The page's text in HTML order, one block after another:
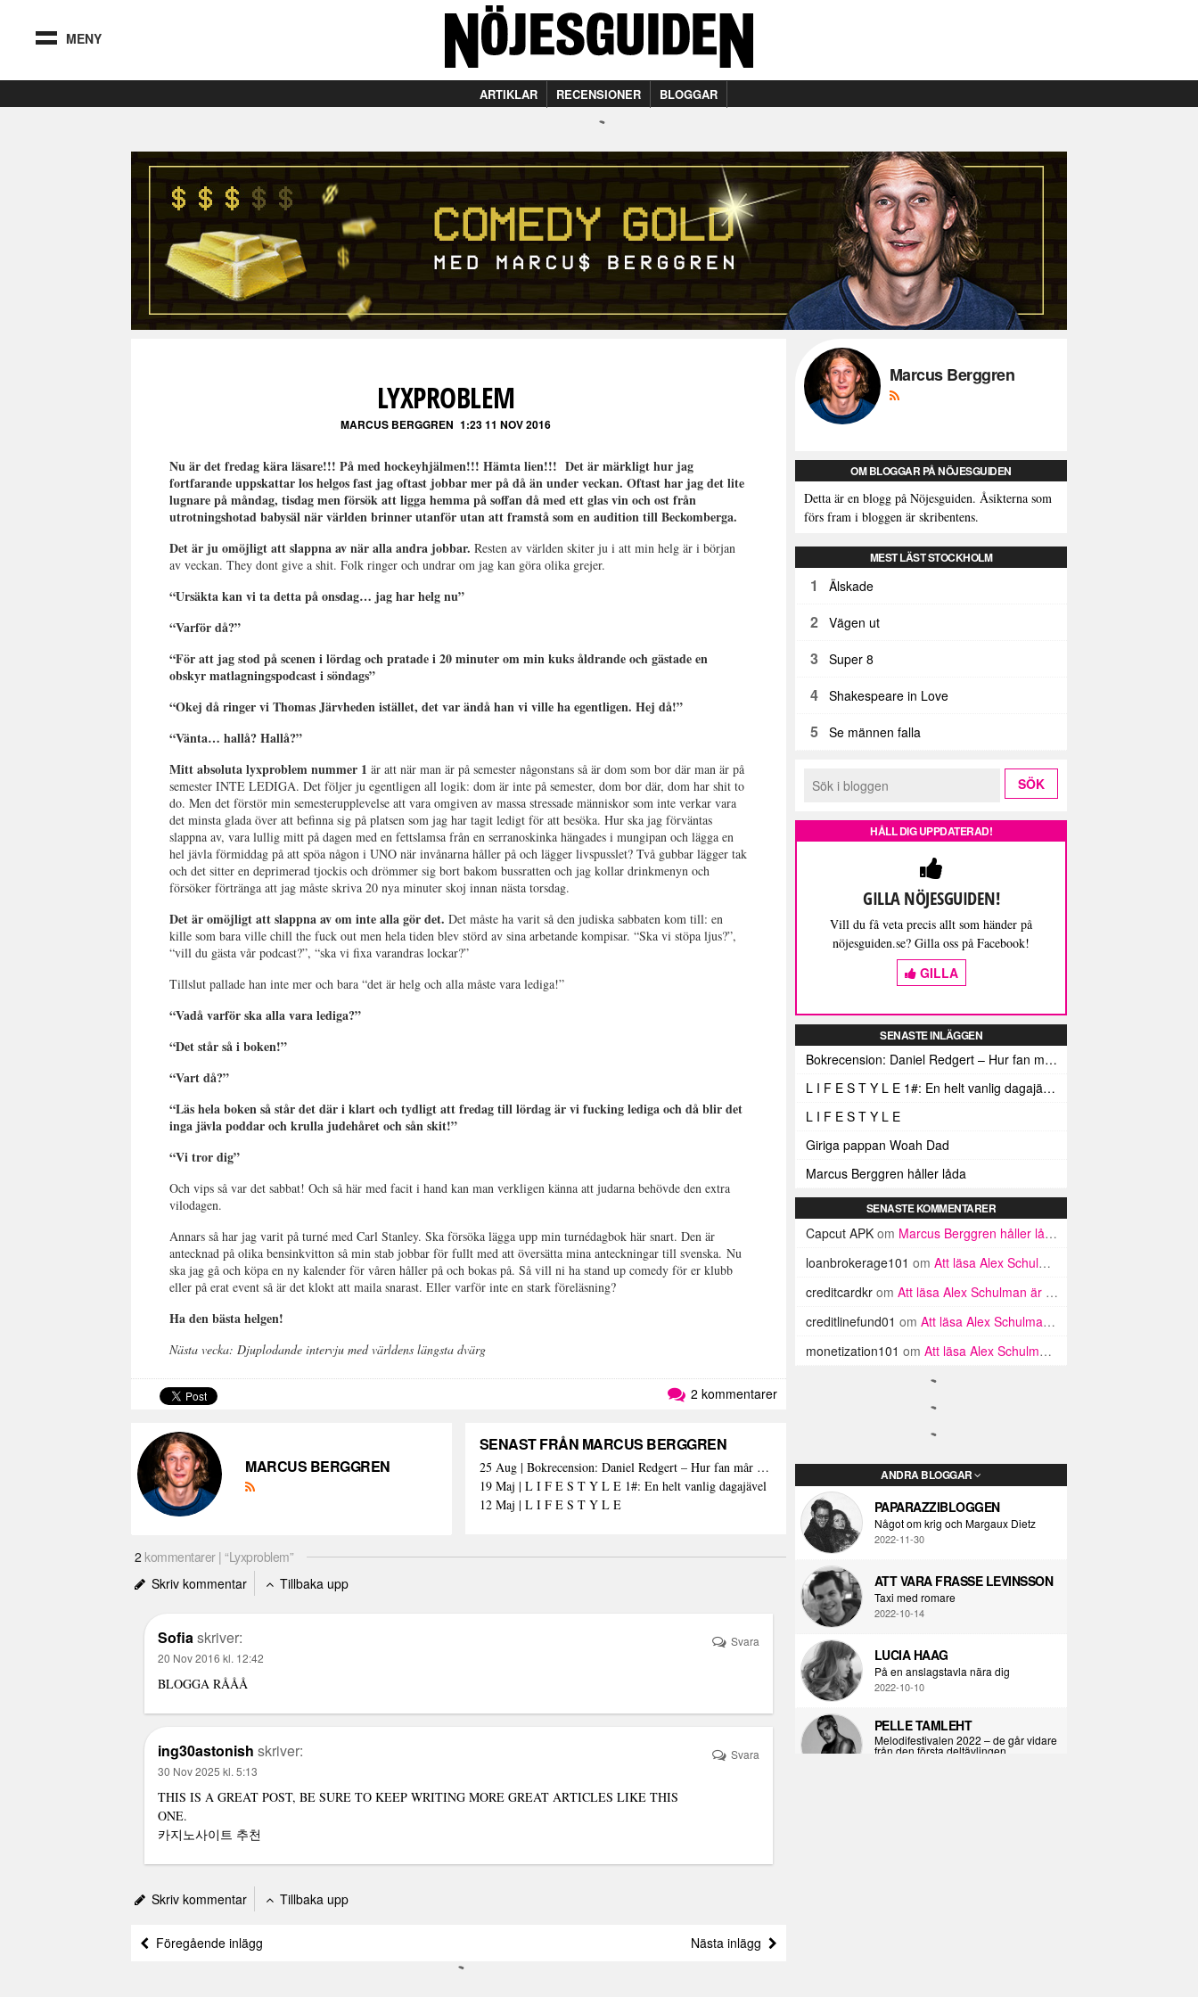
MENY
ARTIKLAR RECENSIONER BLOGGAR
LYXPROBLEM
MARCUS BERGGREN 1:23 11 NOV 2016
Nu är det fredag kära läsare!!! På med hockeyhjälmen!!! Hämta lien!!! Det är märkligt hur jag
fortfarande uppskattar los helgos fast jag oftast jobbar mer på då än under veckan. Oftast har jag det lite
lugnare på måndag, tisdag men försök att ligga hemma på soffan då med ett glas vin och ost från
utrotningshotad babysäl när världen brinner utanför utan att framstå som en audition till Beckomberga.
Det är ju omöjligt att slappna av när alla andra jobbar. Resten av världen skiter ju i att min helg är i början
av veckan. They dont give a shit.Folk ringer och undrar om jag kan göra olika grejer.
“Ursäkta kan vi ta detta på onsdag… jag har helg nu”
“Varför då?”
“För att jag stod på scenen i lördag och pratade i 20 minuter om min kuks åldrande och gästade en
obskyr matlagningspodcast i söndags”
“Okej då ringer vi Thomas Järvheden istället, det var ändå han vi ville ha egentligen. Hej då!”
“Vänta… hallå? Hallå?”
Mitt absoluta lyxproblem nummer 1 är att när man är på semester någonstans så är dom som bor där man är på
semester INTE LEDIGA. Det följer ju egentligen all logik: dom är inte på semester, dom bor där, dom har shit to
do. Men det förstör min semesterupplevelse att vara omgiven av massa stressade människor som inte verkar vara
det minsta glada över att befinna sig på platsen som jag har tagit ledigt för att besöka. Hur ska jag förväntas
slappna av, vara lullig mitt på dagen med en fettslamsa från en serranoskinka hängades i mungipan och lägga en
hel jävla förmiddag på att spöa någon i UNO när invånarna håller på och lägger livspusslet? Två gubbar lägger tak
och det sitter en deprimerad tjockis och drömmer sig bort bakom bussratten och jag kollar drinkmenyn och
försöker förtränga att jag måste skriva 20 nya minuter skoj innan nästa torsdag.
Det är omöjligt att slappna av om inte alla gör det. Det måste ha varit så den judiska sabbaten kom till: en
kille som bara ville chill the fuck out men hela tiden blev störd av sina arbetande kompisar. “Ska vi stöpa ljus?”,
“vill du gästa vår podcast?”, “ska vi fixa varandras lockar?”
Tillslut pallade han inte mer och bara “det är helg och alla måste vara lediga!”
“Vadå varför ska alla vara lediga?”
“Det står så i boken!”
“Vart då?”
“Läs hela boken så står det där i klart och tydligt att fredag till lördag är vi fucking lediga och då blir det
inga jävla poddar och krulla judehåret och sån skit!”
“Vi tror dig”
Och vips så var det sabbat! Och så här med facit i hand kan man verkligen känna att judarna behövde den extra
vilodagen.
Annars så har jag varit på turné med Carl Stanley. Ska försöka lägga upp min turnédagbok här snart. Den är
antecknad på olika bensinkvitton så min stab jobbar för fullt med att översätta mina anteckningar till svenska.Nu
ska jag gå och köpa en ny kalender för våren håller på och bokas på. Så vill ni ha stand up comedy för er klubb
eller på erat event så är det klokt att maila snarast. Eller varför inte en stark föreläsning?
Ha den bästa helgen!
Nästa vecka: Djuplodande intervju med världens längsta dvärg
2 kommentarer
MARCUS BERGGREN
SENAST FRÅN MARCUS BERGGREN
25 Aug | Bokrecension: Daniel Redgert – Hur fan mår han??
19 Maj | L I F E S T Y L E 1#: En helt vanlig dagajävel
12 Maj | L I F E S T Y L E
2 kommentarer | “Lyxproblem”
Skriv kommentar
Tillbaka upp
Sofiaskriver:
20 Nov 2016 kl. 12:42
BLOGGA RÅÅÅ
Svara
ing30astonish skriver:
30 Nov 2025 kl. 5:13
THIS IS A GREAT POST, BE SURE TO KEEP WRITING MORE GREAT ARTICLES LIKE THIS
ONE.
카지노사이트 추천
Svara
Skriv kommentar Tillbaka upp
Föregående inlägg Nästa inlägg
Marcus Berggren
OM BLOGGAR PÅ NÖJESGUIDEN
Detta är en blogg på Nöjesguiden. Åsikterna som
förs fram i bloggen är skribentens.
MEST LÄST STOCKHOLM
1 Älskade
2 Vägen ut
3 Super 8
4 Shakespeare in Love
5 Se männen falla
HÅLL DIG UPPDATERAD!
GILLA NÖJESGUIDEN!
Vill du få veta precis allt som händer på
nöjesguiden.se? Gilla oss på Facebook!
GILLA
SENASTE INLÄGGEN
Bokrecension: Daniel Redgert – Hur fan mår han??
L I F E S T Y L E 1#: En helt vanlig dagajävel
L I F E S T Y L E
Giriga pappan Woah Dad
Marcus Berggren håller låda
SENASTE KOMMENTARER
Capcut APK om Marcus Berggren håller låda
loanbrokerage101 om Att läsa Alex Schulman är som att springa upp för en sommaräng om man är rullstolsburen men har tappat bort sin rullstol
creditcardkr om Att läsa Alex Schulman är som att springa upp för en sommaräng om man är rullstolsburen men har tappat bort sin rullstol
creditlinefund01 om Att läsa Alex Schulman är som att springa upp för en sommaräng om man är rullstolsburen men har tappat bort sin rullstol
monetization101 om Att läsa Alex Schulman är som att springa upp för en sommaräng om man är rullstolsburen men har tappat bort sin rullstol
ANDRA BLOGGAR
PAPARAZZIBLOGGEN
Något om krig och Margaux Dietz
2022-11-30
ATT VARA FRASSE LEVINSSON
Taxi med romare
2022-10-14
LUCIA HAAG
På en anslagstavla nära dig
2022-10-10
PELLE TAMLEHT
Melodifestivalen 2022 – de går vidare
från den första deltävlingen